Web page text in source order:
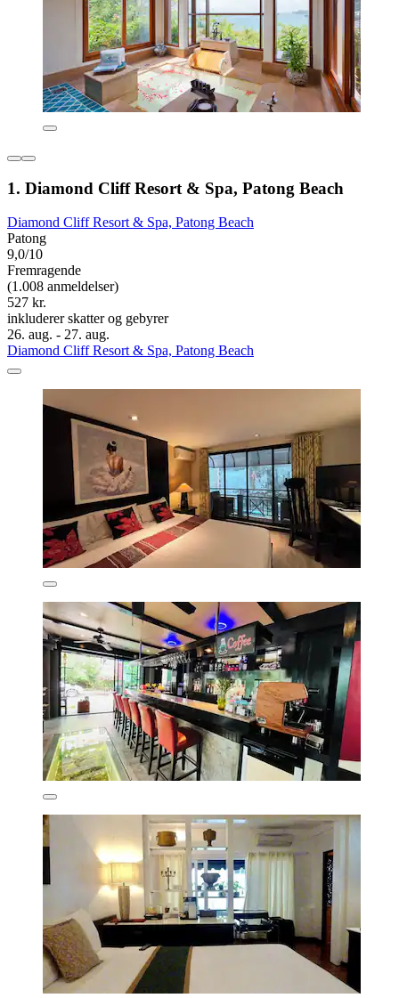
1. Diamond Cliff Resort & Spa, Patong Beach
Diamond Cliff Resort & Spa, Patong Beach
Patong
9,0/10
Fremragende
(1.008 anmeldelser)
527 kr.
inkluderer skatter og gebyrer
26. aug. - 27. aug.
Diamond Cliff Resort & Spa, Patong Beach